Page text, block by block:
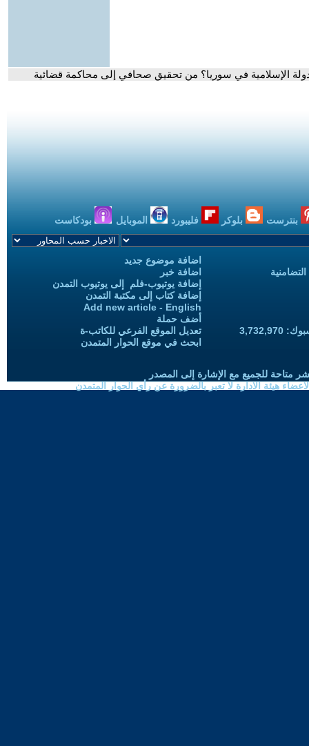
الإسلامية في سوريا؟ من تحقيق صحافي إلى محاكمة قضائية
بنترست بلوكر فليبورد الموبايل بودكاست
اضافة موضوع جديد
اضافة خبر
إضافة يوتيوب-فلم إلى يوتيوب التمدن
إضافة كتاب إلى مكتبة التمدن
Add new article - English
أضف حملة
تعديل الموقع الفرعي للكاتب-ة
ابحث في موقع الحوار المتمدن
متاحة للجميع مع الإشارة إلى المصدر
هيئة الادارة لا تعبر بالضرورة عن رأي الحوار المتمدن